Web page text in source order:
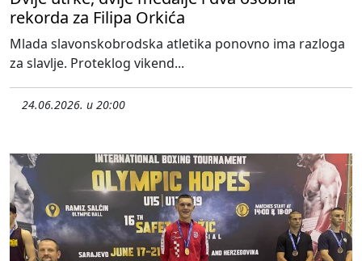
rekorda za Filipa Orkića
Mlada slavonskobrodska atletika ponovno ima razloga
za slavlje. Proteklog vikend...
24.06.2026. u 20:00